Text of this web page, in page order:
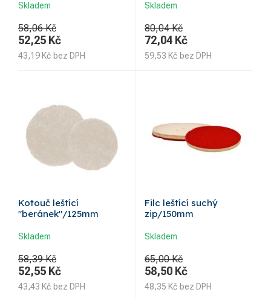
Skladem
58,06 Kč
52,25 Kč
43,19 Kč bez DPH
Skladem
80,04 Kč
72,04 Kč
59,53 Kč bez DPH
Kotouč leštící
"beránek"/125mm
Skladem
58,39 Kč
52,55 Kč
43,43 Kč bez DPH
Filc leštící suchý
zip/150mm
Skladem
65,00 Kč
58,50 Kč
48,35 Kč bez DPH